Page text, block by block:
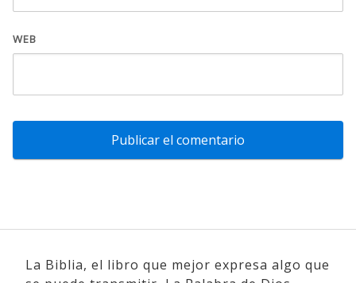
WEB
La Biblia, el libro que mejor expresa algo que